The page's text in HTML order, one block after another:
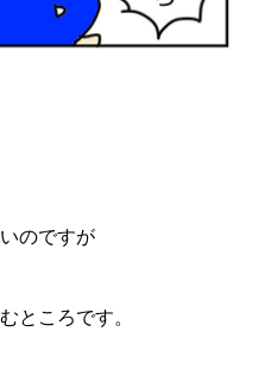
のですが
ところです。